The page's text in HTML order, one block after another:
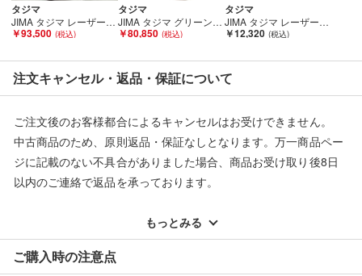
タジマ
JIMA タジマ レーザー墨出し器 GEEZA 受光器・ケースセット Bランク
￥93,500
タジマ
JIMA タジマ グリーンレーザー墨出し器 矩十字・横全周（充電池・受光器・ ケース付）※校正歴不明 ZEROBL-KJC ブラック×シルバー Aランク
￥80,850
タジマ
JIMA タジマ レーザー墨出し器 赤色レーザー 受光器 取説 ケース付 ZERO-TYZ レッド Cランク
￥12,320
注文キャンセル・返品・保証について
ご注文後のお客様都合によるキャンセルはお受けできません。
中古商品のため、原則返品・保証なしとなります。万一商品ペー
ジに記載のない不具合がありました場合、商品お受け取り後8日
以内のご連絡で返品を承っております。
配送料ともに当社負担で対応いたします。
※オンラインストアで購入頂いた商品は、店頭での返品はお受け
できません。また、商品の修理及び交換に関しては承ることがで
もっとみる
ご購入時の注意点